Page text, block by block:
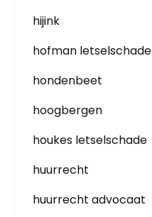
hijink
hofman letselschade
hondenbeet
hoogbergen
houkes letselschade
huurrecht
huurrecht advocaat